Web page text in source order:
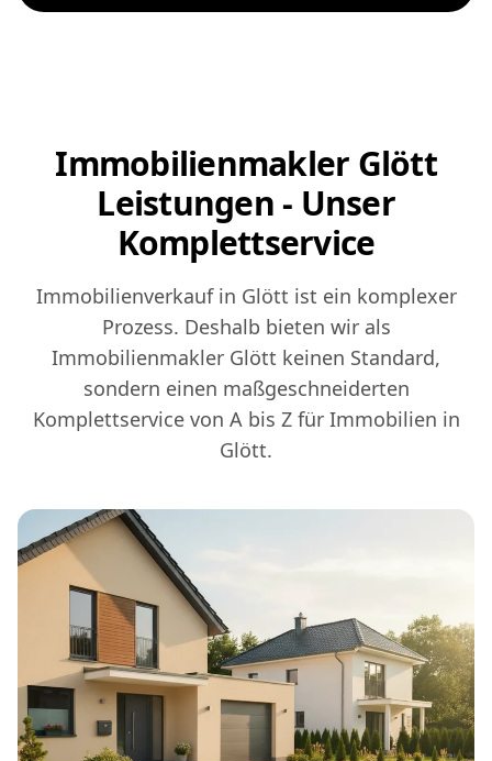
Immobilienmakler Glött
Leistungen - Unser
Komplettservice
Immobilienverkauf in Glött ist ein komplexer
Prozess. Deshalb bieten wir als
Immobilienmakler Glött keinen Standard,
sondern einen maßgeschneiderten
Komplettservice von A bis Z für Immobilien in
Glött.